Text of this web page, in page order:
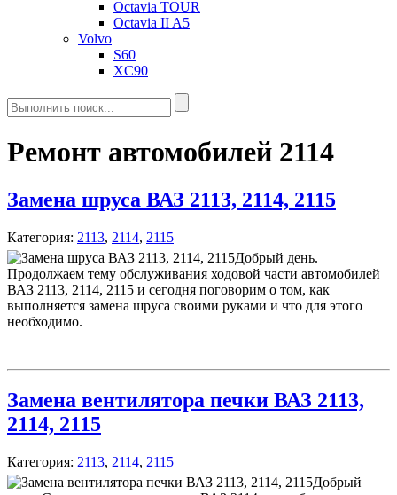
Octavia TOUR
Octavia II A5
Volvo
S60
XC90
Ремонт автомобилей 2114
Замена шруса ВАЗ 2113, 2114, 2115
Категория: 2113, 2114, 2115
Добрый день.
Продолжаем тему обслуживания ходовой части автомобилей
ВАЗ 2113, 2114, 2115 и сегодня поговорим о том, как
выполняется замена шруса своими руками и что для этого
необходимо.
Замена вентилятора печки ВАЗ 2113,
2114, 2115
Категория: 2113, 2114, 2115
Добрый